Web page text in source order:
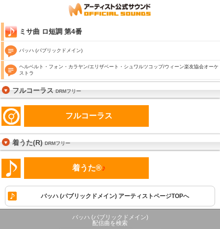
ミサ曲 ロ短調 第4番
バッハ (パブリックドメイン)
ヘルベルト・フォン・カラヤン/エリザベート・シュワルツコップ/ウィーン楽友協会オーケ
ストラ
フルコーラスDRMフリー
フルコーラス
着うた(R)DRMフリー
着うた®♪
バッハ (パブリックドメイン) アーティストページTOPへ
バッハ (パブリックドメイン)
配信曲を検索